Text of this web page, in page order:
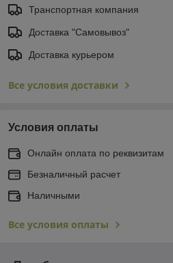
Транспортная компания
Доставка "Самовывоз"
Доставка курьером
Все условия доставки
Условия оплаты
Онлайн оплата по реквизитам
Безналичный расчет
Наличными
Все условия оплаты